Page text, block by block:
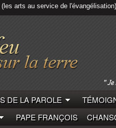
(les arts au service de l'évangélisation)
DE LA PAROLE
PAPE FRANÇOIS